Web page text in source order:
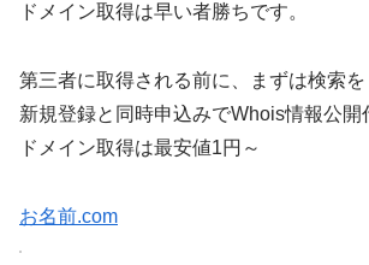
ドメイン取得は早い者勝ちです。
第三者に取得される前に、まずは検索を
新規登録と同時申込みでWhois情報公開
ドメイン取得は最安値1円～
お名前.com